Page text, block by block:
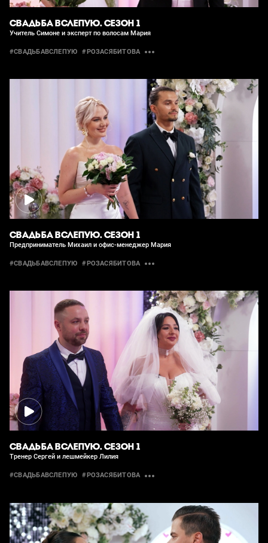
СВАДЬБА ВСЛЕПУЮ. СЕЗОН 1
Учитель Симоне и эксперт по волосам Мария
#СВАДЬБАВСЛЕПУЮ #РОЗАСЯБИТОВА
СВАДЬБА ВСЛЕПУЮ. СЕЗОН 1
Предприниматель Михаил и офис-менеджер Мария
#СВАДЬБАВСЛЕПУЮ #РОЗАСЯБИТОВА
СВАДЬБА ВСЛЕПУЮ. СЕЗОН 1
Тренер Сергей и лешмейкер Лилия
#СВАДЬБАВСЛЕПУЮ #РОЗАСЯБИТОВА